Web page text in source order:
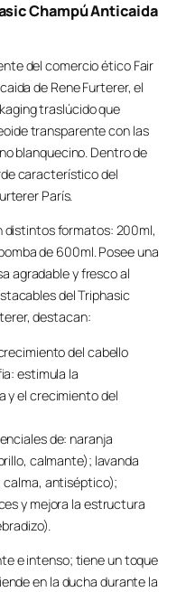
Champú Anticaida
del comercio ético Fair
de Rene Furterer, el
traslúcido que
transparente con las
blanquecino. Dentro de
característico del
París.
distintos formatos: 200ml,
de 600ml. Posee una
agradable y fresco al
del Triphasic
destacan:
del cabello
estimula la
y el crecimiento del
de: naranja
calmante); lavanda
calma, antiséptico);
y mejora la estructura
e intenso; tiene un toque
en la ducha durante la